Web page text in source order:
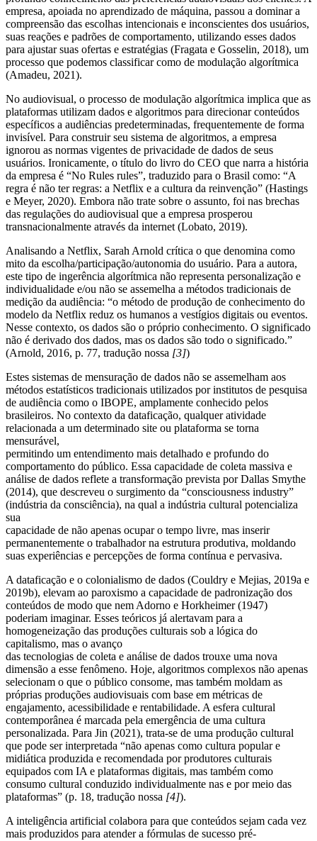
empresa, apoiada no aprendizado de máquina, passou a dominar a
compreensão das escolhas intencionais e inconscientes dos usuários,
suas reações e padrões de comportamento, utilizando esses dados
para ajustar suas ofertas e estratégias (Fragata e Gosselin, 2018), um
processo que podemos classificar como de modulação algorítmica
(Amadeu, 2021).
No audiovisual, o processo de modulação algorítmica implica que as
plataformas utilizam dados e algoritmos para direcionar conteúdos
específicos a audiências predeterminadas, frequentemente de forma
invisível. Para construir seu sistema de algoritmos, a empresa
ignorou as normas vigentes de privacidade de dados de seus
usuários. Ironicamente, o título do livro do CEO que narra a história
da empresa é “No Rules rules”, traduzido para o Brasil como: “A
regra é não ter regras: a Netflix e a cultura da reinvenção” (Hastings
e Meyer, 2020). Embora não trate sobre o assunto, foi nas brechas
das regulações do audiovisual que a empresa prosperou
transnacionalmente através da internet (Lobato, 2019).
Analisando a Netflix, Sarah Arnold crítica o que denomina como
mito da escolha/participação/autonomia do usuário. Para a autora,
este tipo de ingerência algorítmica não representa personalização e
individualidade e/ou não se assemelha a métodos tradicionais de
medição da audiência: “o método de produção de conhecimento do
modelo da Netflix reduz os humanos a vestígios digitais ou eventos.
Nesse contexto, os dados são o próprio conhecimento. O significado
não é derivado dos dados, mas os dados são todo o significado.”
(Arnold, 2016, p. 77, tradução nossa [3])
Estes sistemas de mensuração de dados não se assemelham aos
métodos estatísticos tradicionais utilizados por institutos de pesquisa
de audiência como o IBOPE, amplamente conhecido pelos
brasileiros. No contexto da dataficação, qualquer atividade
relacionada a um determinado site ou plataforma se torna
mensurável,
permitindo um entendimento mais detalhado e profundo do
comportamento do público. Essa capacidade de coleta massiva e
análise de dados reflete a transformação prevista por Dallas Smythe
(2014), que descreveu o surgimento da “consciousness industry”
(indústria da consciência), na qual a indústria cultural potencializa
sua
capacidade de não apenas ocupar o tempo livre, mas inserir
permanentemente o trabalhador na estrutura produtiva, moldando
suas experiências e percepções de forma contínua e pervasiva.
A dataficação e o colonialismo de dados (Couldry e Mejias, 2019a e
2019b), elevam ao paroxismo a capacidade de padronização dos
conteúdos de modo que nem Adorno e Horkheimer (1947)
poderiam imaginar. Esses teóricos já alertavam para a
homogeneização das produções culturais sob a lógica do
capitalismo, mas o avanço
das tecnologias de coleta e análise de dados trouxe uma nova
dimensão a esse fenômeno. Hoje, algoritmos complexos não apenas
selecionam o que o público consome, mas também moldam as
próprias produções audiovisuais com base em métricas de
engajamento, acessibilidade e rentabilidade. A esfera cultural
contemporânea é marcada pela emergência de uma cultura
personalizada. Para Jin (2021), trata-se de uma produção cultural
que pode ser interpretada “não apenas como cultura popular e
midiática produzida e recomendada por produtores culturais
equipados com IA e plataformas digitais, mas também como
consumo cultural conduzido individualmente nas e por meio das
plataformas” (p. 18, tradução nossa [4]).
A inteligência artificial colabora para que conteúdos sejam cada vez
mais produzidos para atender a fórmulas de sucesso pré-